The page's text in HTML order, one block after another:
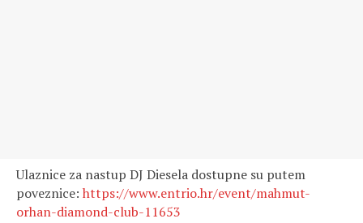
Ulaznice za nastup DJ Diesela dostupne su putem
poveznice: https://www.entrio.hr/event/mahmut-
orhan-diamond-club-11653